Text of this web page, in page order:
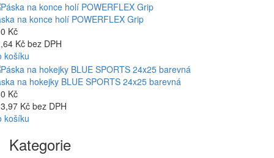
na konce holí POWERFLEX Grip
Kč
Kč bez DPH
košíku
na hokejky BLUE SPORTS 24x25 barevná
Kč
Kč bez DPH
košíku
Kategorie